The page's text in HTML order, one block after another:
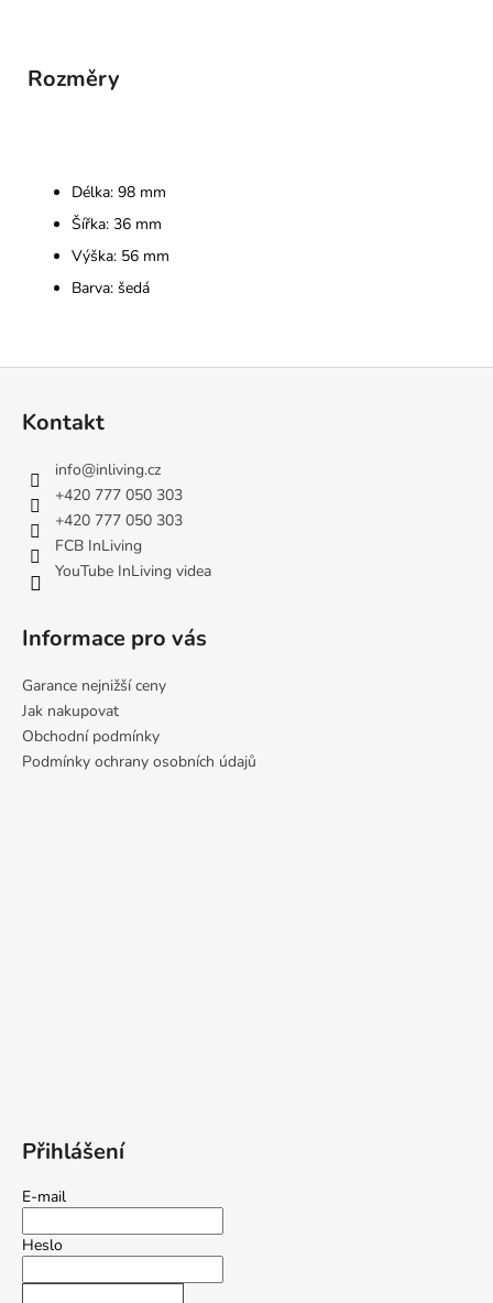
Rozměry
Délka: 98 mm
Šířka: 36 mm
Výška: 56 mm
Barva: šedá
Kontakt
info@inliving.cz
+420 777 050 303
+420 777 050 303
FCB InLiving
YouTube InLiving videa
Informace pro vás
Garance nejnižší ceny
Jak nakupovat
Obchodní podmínky
Podmínky ochrany osobních údajů
Přihlášení
E-mail
Heslo